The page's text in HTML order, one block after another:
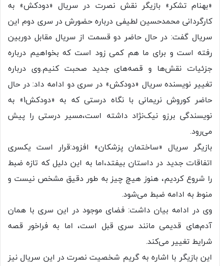
«بهنام تشکر» بازیگر نقش نصرت در سریال «دودکش» به
کارگردانی محمدحسین لطیفی درباره حضورش در سری دوم این
سریال گفت: در حال حاضر دو قسمت از سریال مقابل دوربین
رفته است و برای ما هم کمی زود است که بخواهیم درباره
جزئیات نقش‌ها و قصه‌های جدید صحبت کنیم.وی درباره
تغییر نویسنده سریال «دودکش» در سری دو ادامه داد:‌ در حال
حاضر کوروش نریمانی با نگاه درستی که به «دودکش1» به
نویسندگی برزو نیک‌نژاد داشته است،مسیر درستی را پیش
می‌رود.
بازیگر سریال «ساختمان پزشکان» افزود:قرار است یکسری
اتفاقات جدید در داستان بیفتد،اما به این دلیل که تازه ضبط
را شروع کردیم، هنوز هیچ چیز به طور دقیق مشخص نیست و
منوط به ادامه ضبط می‌شود.
وی در ادامه بیان داشت: فضای موجود در این سری با همان
آدم‌های قدیمی مانند سری قبل است، اما به فراخور قصه
شرایط تغییر می‌کند.
این بازیگر با اشاره به گریم‌ شخصیت نصرت در این سریال نیز